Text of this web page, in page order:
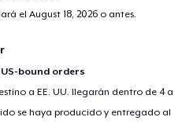
elAugust 18, 2026 o antes.
bound orders
a EE. UU. llegarán dentro de 4 a
se haya producido y entregado al